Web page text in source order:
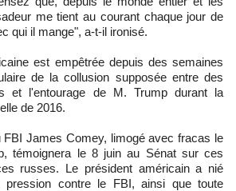
me tient au courant chaque jour de
qui il mange", a-t-il ironisé.
est empêtrée depuis des semaines
de la collusion supposée entre des
et l'entourage de M. Trump durant la
de 2016.
FBI James Comey, limogé avec fracas le
témoignera le 8 juin au Sénat sur ces
russes. Le président américain a nié
pression contre le FBI, ainsi que toute